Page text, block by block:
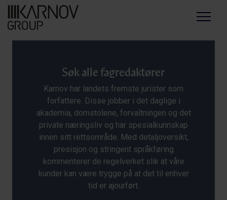
Menu
Søk alle fagredaktører
Karnov har landets fremste jurister som
forfattere. Disse jobber i det daglige i
akademia, domstolene, forvaltningen og det
private næringsliv og har spesialkunnskap
innen sitt rettsområde. Med detaljoversikt,
presisjon og stringent språkføring
kommenterer de regelverket slik at våre
kunder kan være trygge på at det til enhver
tid er ajourført.